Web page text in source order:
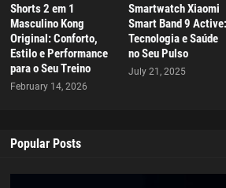
Shorts 2 em 1
Masculino Kong
Original: Conforto,
Estilo e Performance
para o Seu Treino
February 14, 2026
Smartwatch Xiaomi
Smart Band 9 Active:
Tecnologia e Saúde
no Seu Pulso
July 21, 2025
Popular Posts